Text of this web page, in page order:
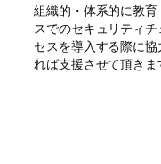
組織的・体系的に教
スでのセキュリティ
セスを導入する際に
れば支援させて頂きま